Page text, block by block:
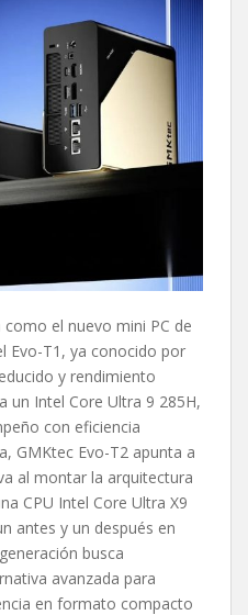
el nuevo mini PC de
Evo-T1, ya conocido por
y rendimiento
un Intel Core Ultra 9 285H,
con eficiencia
GMKtec Evo-T2 apunta a
al montar la arquitectura
CPU Intel Core Ultra X9
antes y un después en
busca
avanzada para
en formato compacto